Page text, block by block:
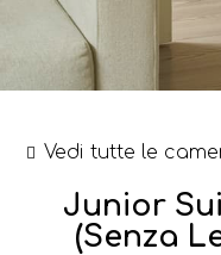
Vedi tutte le
Junior
(senza